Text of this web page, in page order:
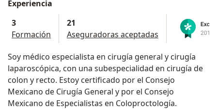
Experiencia
3
Formación
21
Aseguradoras aceptadas
Soy médico especialista en cirugía general y cirugía
laparoscópica, con una subespecialidad en cirugía de
colon y recto. Estoy certificado por el Consejo
Mexicano de Cirugía General y por el Consejo
Mexicano de Especialistas en Coloproctología.